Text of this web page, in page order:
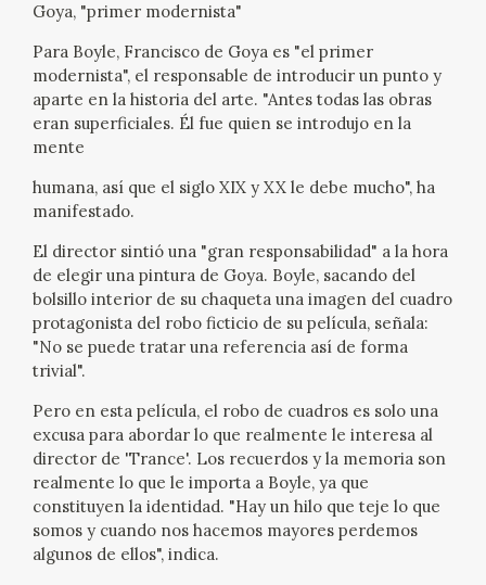
Goya, "primer modernista"
Para Boyle, Francisco de Goya es "el primer
modernista", el responsable de introducir un punto y
aparte en la historia del arte. "Antes todas las obras
eran superficiales. Él fue quien se introdujo en la
mente
humana, así que el siglo XIX y XX le debe mucho", ha
manifestado.
El director sintió una "gran responsabilidad" a la hora
de elegir una pintura de Goya. Boyle, sacando del
bolsillo interior de su chaqueta una imagen del cuadro
protagonista del robo ficticio de su película, señala:
"No se puede tratar una referencia así de forma
trivial".
Pero en esta película, el robo de cuadros es solo una
excusa para abordar lo que realmente le interesa al
director de 'Trance'. Los recuerdos y la memoria son
realmente lo que le importa a Boyle, ya que
constituyen la identidad. "Hay un hilo que teje lo que
somos y cuando nos hacemos mayores perdemos
algunos de ellos", indica.